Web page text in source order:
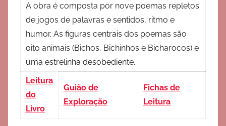
A obra é composta por nove poemas repletos
de jogos de palavras e sentidos, ritmo e
humor. As figuras centrais dos poemas são
oito animais (Bichos, Bichinhos e Bicharocos) e
uma estrelinha desobediente.
Leitura
do
Livro
Guião de
Exploração
Fichas de
Leitura